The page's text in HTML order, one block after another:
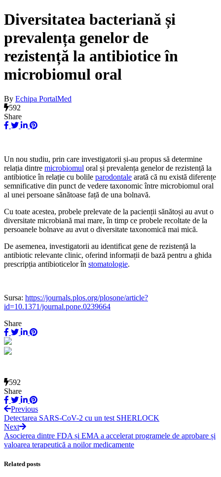
Diversitatea bacteriană și
prevalența genelor de
rezistență la antibiotice în
microbiomul oral
By Echipa PortalMed
592
Share
Un nou studiu, prin care investigatorii și-au propus să determine
relația dintre microbiomul oral și prevalența genelor de rezistență la
antibiotice în relație cu bolile parodontale arată că nu există diferențe
semnificative din punct de vedere taxonomic între microbiomul oral
al unei persoane sănătoase față de una bolnavă.
Cu toate acestea, probele prelevate de la pacienții sănătoși au avut o
diversitate microbiană mai mare, în timp ce probele recoltate de la
persoanele bolnave au avut o diversitate taxonomică mai mică.
De asemenea, investigatorii au identificat gene de rezistență la
antibiotic relevante clinic, oferind informații de bază pentru a ghida
prescripția antibioticelor în stomatologie.
Sursa: https://journals.plos.org/plosone/article?
id=10.1371/journal.pone.0239664
Share
592
Share
Previous
Detectarea SARS-CoV-2 cu un test SHERLOCK
Next
Asocierea dintre FDA și EMA a accelerat programele de aprobare și
valoarea terapeutică a noilor medicamente
Related posts